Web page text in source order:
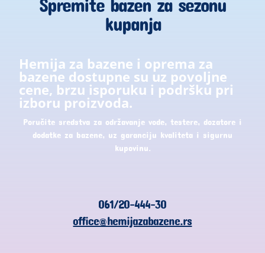
Spremite bazen za sezonu
kupanja
Hemija za bazene i oprema za
bazene dostupne su uz povoljne
cene, brzu isporuku i podršku pri
izboru proizvoda.
Poručite sredstva za održavanje vode, testere, dozatore i
dodatke za bazene, uz garanciju kvaliteta i sigurnu
kupovinu.
061/20-444-30
office@hemijazabazene.rs